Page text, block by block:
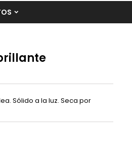
Sólido a la luz. Seca por